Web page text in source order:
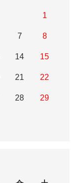
1
7 8
14 15
21 22
28 29